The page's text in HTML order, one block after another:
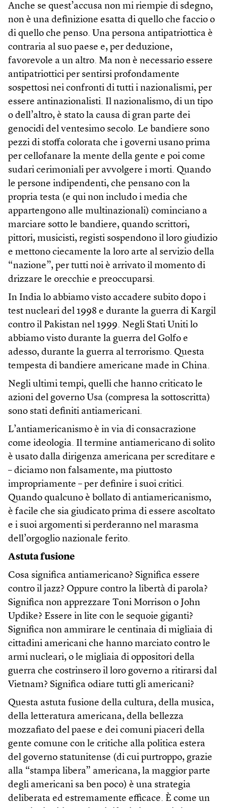
Anche se quest’accusa non mi riempie di sdegno,
non è una definizione esatta di quello che faccio o
di quello che penso. Una persona antipatriottica è
contraria al suo paese e, per deduzione,
favorevole a un altro. Ma non è necessario essere
antipatriottici per sentirsi profondamente
sospettosi nei confronti di tutti i nazionalismi, per
essere antinazionalisti. Il nazionalismo, di un tipo
o dell’altro, è stato la causa di gran parte dei
genocidi del ventesimo secolo. Le bandiere sono
pezzi di stoffa colorata che i governi usano prima
per cellofanare la mente della gente e poi come
sudari cerimoniali per avvolgere i morti. Quando
le persone indipendenti, che pensano con la
propria testa (e qui non includo i media che
appartengono alle multinazionali) cominciano a
marciare sotto le bandiere, quando scrittori,
pittori, musicisti, registi sospendono il loro giudizio
e mettono ciecamente la loro arte al servizio della
“nazione”, per tutti noi è arrivato il momento di
drizzare le orecchie e preoccuparsi.
In India lo abbiamo visto accadere subito dopo i
test nucleari del 1998 e durante la guerra di Kargil
contro il Pakistan nel 1999. Negli Stati Uniti lo
abbiamo visto durante la guerra del Golfo e
adesso, durante la guerra al terrorismo. Questa
tempesta di bandiere americane made in China.
Negli ultimi tempi, quelli che hanno criticato le
azioni del governo Usa (compresa la sottoscritta)
sono stati definiti antiamericani.
L’antiamericanismo è in via di consacrazione
come ideologia. Il termine antiamericano di solito
è usato dalla dirigenza americana per screditare e
– diciamo non falsamente, ma piuttosto
impropriamente – per definire i suoi critici.
Quando qualcuno è bollato di antiamericanismo,
è facile che sia giudicato prima di essere ascoltato
e i suoi argomenti si perderanno nel marasma
dell’orgoglio nazionale ferito.
Astuta fusione
Cosa significa antiamericano? Significa essere
contro il jazz? Oppure contro la libertà di parola?
Significa non apprezzare Toni Morrison o John
Updike? Essere in lite con le sequoie giganti?
Significa non ammirare le centinaia di migliaia di
cittadini americani che hanno marciato contro le
armi nucleari, o le migliaia di oppositori della
guerra che costrinsero il loro governo a ritirarsi dal
Vietnam? Significa odiare tutti gli americani?
Questa astuta fusione della cultura, della musica,
della letteratura americana, della bellezza
mozzafiato del paese e dei comuni piaceri della
gente comune con le critiche alla politica estera
del governo statunitense (di cui purtroppo, grazie
alla “stampa libera” americana, la maggior parte
degli americani sa ben poco) è una strategia
deliberata ed estremamente efficace. È come un